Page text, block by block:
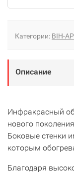
Категории: BIH-
Описание
Инфракрасный
нового
Боковые стенки
которым
Благодаря